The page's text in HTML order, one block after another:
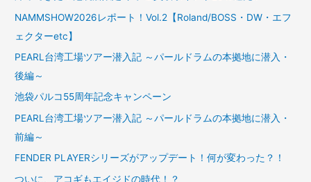
NAMMSHOW2026レポート！Vol.2【Roland/BOSS・DW・エフ
ェクターetc】
PEARL台湾工場ツアー潜入記 ～パールドラムの本拠地に潜入・
後編～
池袋パルコ55周年記念キャンペーン
PEARL台湾工場ツアー潜入記 ～パールドラムの本拠地に潜入・
前編～
FENDER PLAYERシリーズがアップデート！何が変わった？！
ついに、アコギもエイジドの時代！？